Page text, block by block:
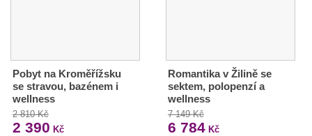
Pobyt na Kroměřížsku
se stravou, bazénem i
wellness
2 810 Kč
2 390 Kč
Romantika v Žilině se
sektem, polopenzí a
wellness
7 149 Kč
6 784Kč